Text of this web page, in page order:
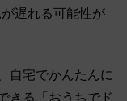
遅れる可能性が
自宅でかんたんに
きる「おうちでド